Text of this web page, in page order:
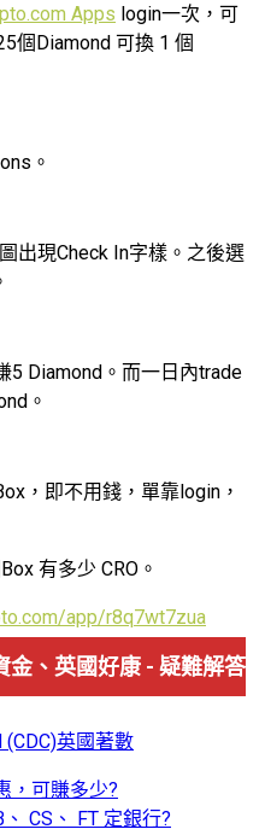
Apps login一次，可
個Diamond 可換 1 個
。
出現Check In字樣。之後選
5 Diamond。而一日內trade
。
，即不用錢，單靠login，
有多少 CRO。
app/r8q7wt7zua
、英國好康 - 疑難解答
(CDC)英國著數
，可賺多少?
CS、 FT 定銀行?